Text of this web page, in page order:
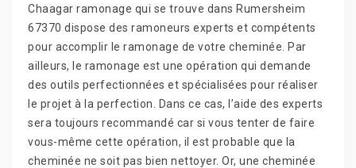
Chaagar ramonage qui se trouve dans Rumersheim
67370 dispose des ramoneurs experts et compétents
pour accomplir le ramonage de votre cheminée. Par
ailleurs, le ramonage est une opération qui demande
des outils perfectionnées et spécialisées pour réaliser
le projet à la perfection. Dans ce cas, l’aide des experts
sera toujours recommandé car si vous tenter de faire
vous-même cette opération, il est probable que la
cheminée ne soit pas bien nettoyer. Or, une cheminée